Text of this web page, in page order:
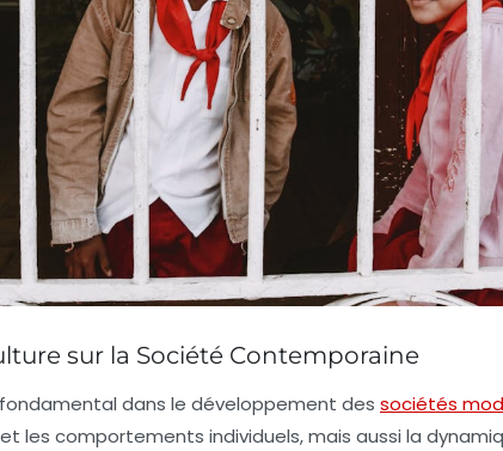
sur la Société Contemporaine
dans le développement des sociétés
et les comportements individuels, mais aussi la